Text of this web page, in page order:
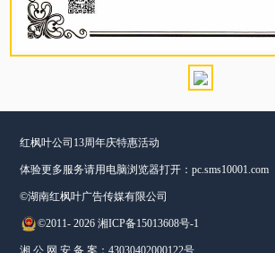
红枫叶公司13周年庆特惠活动
体验更多服务请用电脑浏览器打开： pc.sms10001.com
©湖南红枫叶广告传媒有限公司
©2011- 2026 湘ICP备15013608号-1
湘 公 网 安 备 案：43030402000122号